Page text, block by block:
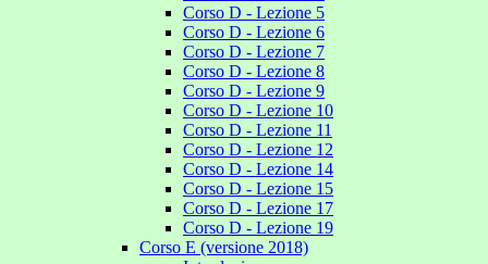
Corso D - Lezione 5
Corso D - Lezione 6
Corso D - Lezione 7
Corso D - Lezione 8
Corso D - Lezione 9
Corso D - Lezione 10
Corso D - Lezione 11
Corso D - Lezione 12
Corso D - Lezione 14
Corso D - Lezione 15
Corso D - Lezione 17
Corso D - Lezione 19
Corso E (versione 2018)